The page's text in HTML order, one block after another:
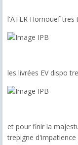
l'ATER Hornouef
les livrées EV dispo
et pour finir la
trepigne d'impatience